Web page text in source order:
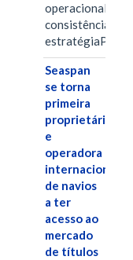
operacional e a
consistência de
Seaspan
se torna
primeira
proprietária
e
operadora
internacional
de navios
a ter
acesso ao
mercado
de títulos